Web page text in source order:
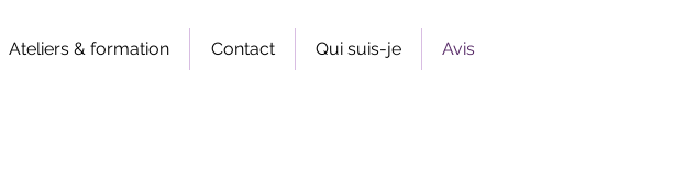
Ateliers & formation Contact Qui suis-je Avis